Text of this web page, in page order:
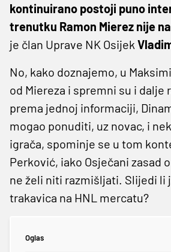
kontinuirano postoji puno
trenutku Ramon Mierez nije
je član Uprave NK Osijek
No, kako doznajemo, u
od Miereza i spremni su i dalje
prema jednoj informaciji,
mogao ponuditi, uz novac, i
igrača, spominje se u tom
Perković, iako Osječani zasad
ne želi niti razmišljati. Slijedi li
trakavica na HNL mercatu?
Oglas